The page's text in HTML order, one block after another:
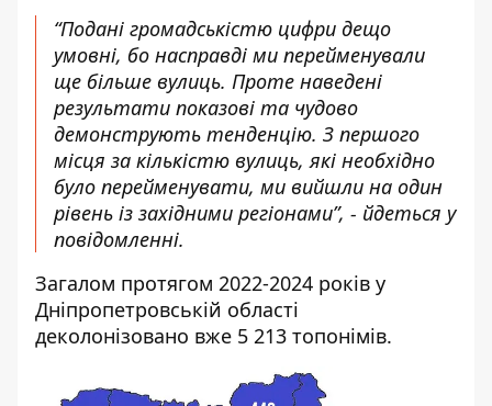
“Подані громадськістю цифри дещо
умовні, бо насправді ми перейменували
ще більше вулиць. Проте наведені
результати показові та чудово
демонструють тенденцію. З першого
місця за кількістю вулиць, які необхідно
було перейменувати, ми вийшли на один
рівень із західними регіонами”, - йдеться у
повідомленні.
Загалом протягом 2022-2024 років у
Дніпропетровській області
деколонізовано вже 5 213 топонімів.